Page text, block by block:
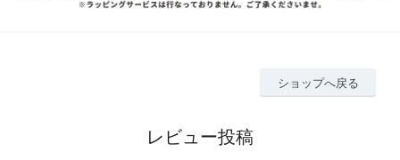
ショップへ戻る
レビュー投稿